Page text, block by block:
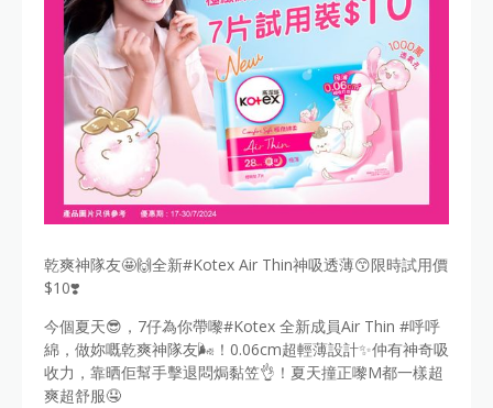
乾爽神隊友🤩🙌全新#Kotex Air Thin神吸透薄😙限時試用價
$10❣️
今個夏天😎，7仔為你帶嚟#Kotex 全新成員Air Thin #呼呼
綿，做妳嘅乾爽神隊友🌬️！0.06cm超輕薄設計✨仲有神奇吸
收力，靠晒佢幫手擊退悶焗黏笠👌！夏天撞正嚟M都一樣超
爽超舒服🤤